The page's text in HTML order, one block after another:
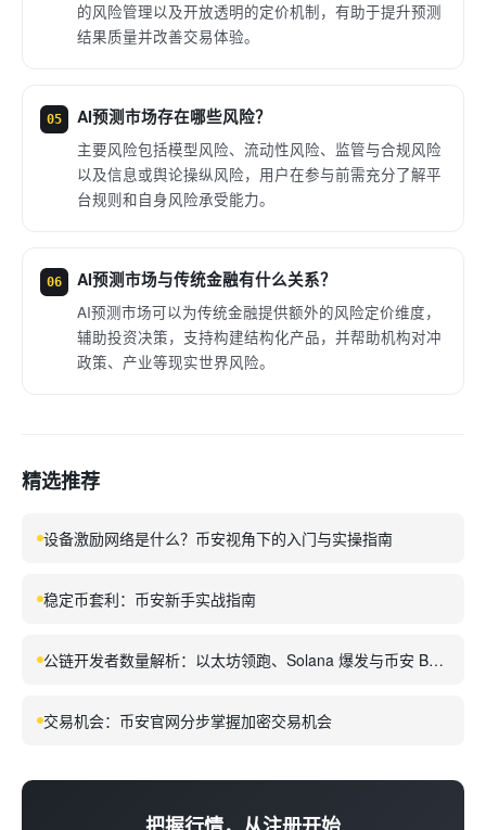
的风险管理以及开放透明的定价机制，有助于提升预测
结果质量并改善交易体验。
05 AI预测市场存在哪些风险？
主要风险包括模型风险、流动性风险、监管与合规风险
以及信息或舆论操纵风险，用户在参与前需充分了解平
台规则和自身风险承受能力。
06 AI预测市场与传统金融有什么关系？
AI预测市场可以为传统金融提供额外的风险定价维度，
辅助投资决策，支持构建结构化产品，并帮助机构对冲
政策、产业等现实世界风险。
精选推荐
设备激励网络是什么？币安视角下的入门与实操指南
稳定币套利：币安新手实战指南
公链开发者数量解析：以太坊领跑、Solana 爆发与币安 BNB
交易机会：币安官网分步掌握加密交易机会